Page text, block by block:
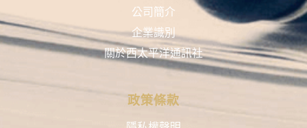
公司簡介
企業識別
關於西太平洋通訊社
政策條款